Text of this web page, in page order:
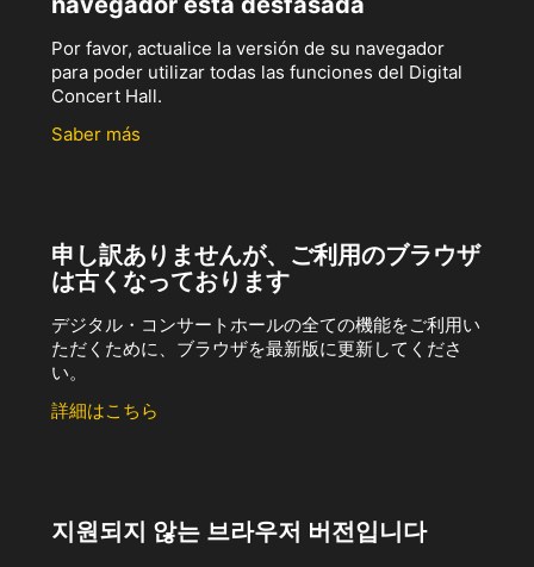
Por favor, actualice la versión de su navegador
para poder utilizar todas las funciones del Digital
Concert Hall.
Saber más
申し訳ありませんが、ご利用のブラウザ
は古くなっております
デジタル・コンサートホールの全ての機能をご利用い
ただくために、ブラウザを最新版に更新してくださ
い。
詳細はこちら
지원되지 않는 브라우저 버전입니다